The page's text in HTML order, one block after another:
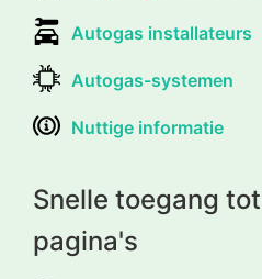
Autogas installateurs
Autogas-systemen
Nuttige informatie
Snelle toegang
pagina's